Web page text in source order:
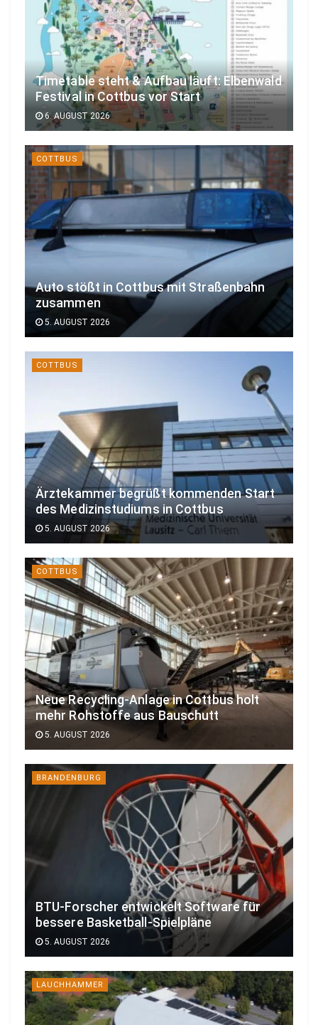
Timetable steht & Aufbau läuft: Elbenwald
Festival in Cottbus vor Start
6. AUGUST 2026
COTTBUS
Auto stößt in Cottbus mit Straßenbahn
zusammen
5. AUGUST 2026
COTTBUS
Ärztekammer begrüßt kommenden Start
des Medizinstudiums in Cottbus
5. AUGUST 2026
COTTBUS
Neue Recycling-Anlage in Cottbus holt
mehr Rohstoffe aus Bauschutt
5. AUGUST 2026
BRANDENBURG
BTU-Forscher entwickelt Software für
bessere Basketball-Spielpläne
5. AUGUST 2026
LAUCHHAMMER